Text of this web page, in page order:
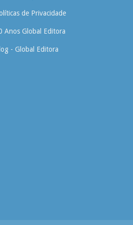
de Privacidade
Anos Global Editora
- Global Editora